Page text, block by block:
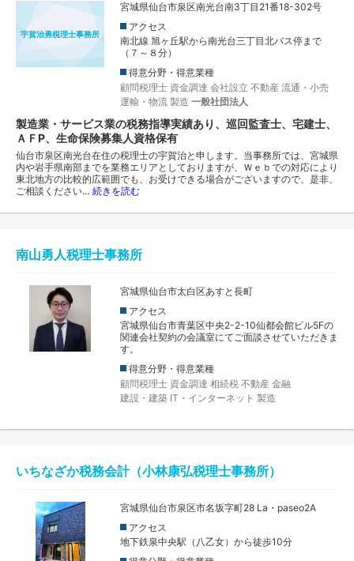
宇賀治勇税理士事務所
宮城県仙台市泉区南光台南3丁目21番18-302号
アクセス
南北線 旭ヶ丘駅から南光台三丁目北バス停まで
（７～８分）
得意分野・得意業種
顧問税理士 資金調達 会社設立 不動産 流通・小売
運輸・物流 製造 一般社団法人
製造業・サービス業の税務指導実績あり、巡回監査士、宅建士、
ＡＦP、生命保険募集人資格保有
仙台市泉区南光台在住の税理士の宇賀治と申します。当事務所では、宮城県
内や岩手県南部までを業務エリアとしておりますが、Ｗｅｂでの対応により
東北地方の比較的広範囲でも、お受けできる場合がございますので、是非、
ご相談ください… 続きを読む
南山勇人税理士事務所
宮城県仙台市太白区あすと長町
アクセス
宮城県仙台市青葉区中央2-2-10仙都会館ビル5Fの
関連会社契約の会議室にてご面談させていただきま
す。
得意分野・得意業種
顧問税理士 資金調達 相続税 不動産 金融
建設・建築 IT・インターネット 製造
いちなざか税務会計（小林康弘税理士事務所）
宮城県仙台市泉区市名坂字町28 La・paseo2A
アクセス
地下鉄泉中央駅（八乙女）から徒歩10分